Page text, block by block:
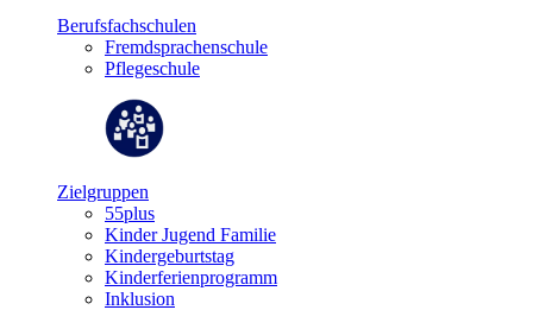
Berufsfachschulen
Fremdsprachenschule
Pflegeschule
Zielgruppen
55plus
Kinder Jugend Familie
Kindergeburtstag
Kinderferienprogramm
Inklusion